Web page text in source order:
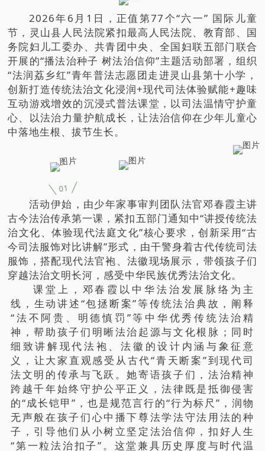
2026年6月1日，正值第77个“六一” 国际儿童
节，灵山县人民法院紧扣最高人民法院、教育部、国
务院妇儿工委办、共青团中央、全国妇联五部门联合
开展的“播法治种子 树法治信仰”主题活动部署，组织
“法润荔乡红”青年普法志愿团走进灵山县第十小学，
创新打造传统法治文化浸润+现代司法体验赋能+趣味
互动游戏增效的沉浸式普法课堂，以司法温情守护童
心、以法治力量护航成长，让法治信仰在少年儿童心
中落地生根、拔节生长。
01
活动伊始，由少年家事审判团队法官邓春霞主讲
古今法治传承第一课，紧扣五部门通知中“讲授传统法
治文化、体验现代法庭文化”核心要求，创新采用“古
今司法服饰对比讲解”形式，由干警身着古代传统司法
服饰，搭配现代法官袍、法徽现场展示，带领孩子们
穿越法治文明长河，感受中华民族优秀法治文化。
课堂上，邓春霞以中华法治发展脉络为主
线，生动讲述“包拯断案”等传统法治典故，阐释
“法不阿贵、明德慎罚”等中华优秀传统法治精
神，帮助孩子们明晰法治起源与文化根脉；同时
细致讲解现代法袍、法徽的设计内涵与象征意
义，让大家直观感受从古代“青天断案”到现代司
法文明的传承与飞跃。她寄语孩子们，法治精神
跨越千年始终守护公平正义，法律既是抵御侵害
的“成长铠甲”，也是规范言行的“行为标尺”，润物
无声般在孩子们心中播下尊法学法守法用法的种
子，引导他们从小树立坚定法治信仰，扣好人生
“第一粒法治扣子”。这堂兼具历史厚度与时代温